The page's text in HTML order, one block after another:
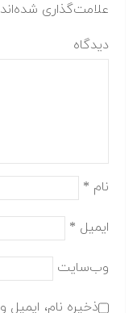
علامت‌گذاری شده‌اند
دیدگاه
نام *
ایمیل *
وب‌سایت
ذخیره نام،